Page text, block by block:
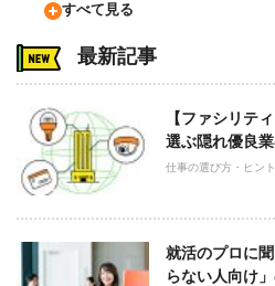
すべて見る
最新記事
【ファシリテ
選ぶ隠れ優良
仕事の選び方・ヒント
就活のプロに
らない人向け